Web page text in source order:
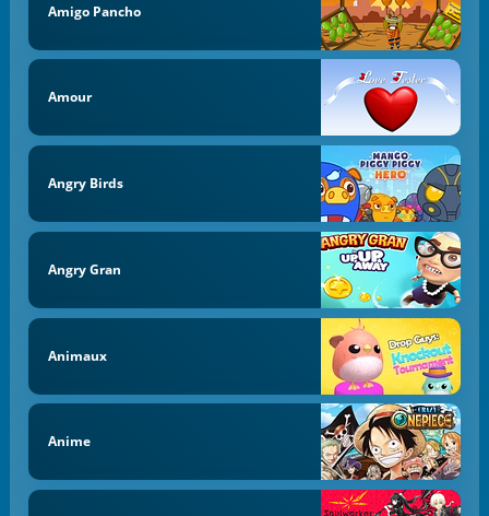
Amigo Pancho
Amour
Angry Birds
Angry Gran
Animaux
Anime